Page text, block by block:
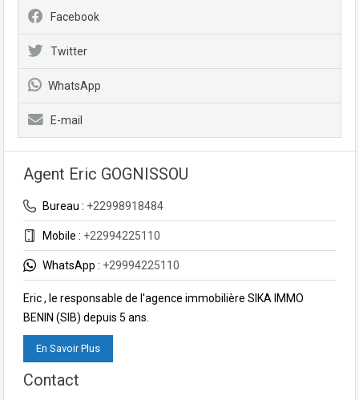
Facebook
Twitter
WhatsApp
E-mail
Agent Eric GOGNISSOU
Bureau : +22998918484
Mobile : +22994225110
WhatsApp : +29994225110
Eric , le responsable de l'agence immobilière SIKA IMMO
BENIN (SIB) depuis 5 ans.
En Savoir Plus
Contact